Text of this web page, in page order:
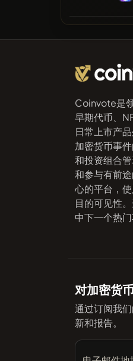
Coinvote是
早期代币、
日常上市产
加密货币事
和投资组合
和参与有前
心的平台，
目的可见性
中下一个热门
对加密货
通过订阅我
新和报告。
电子邮件地址